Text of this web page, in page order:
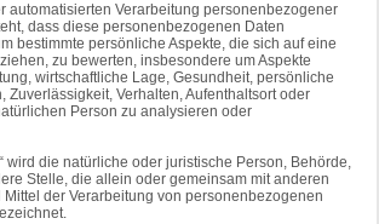
automatisierten Verarbeitung personenbezogener
dass diese personenbezogenen Daten
bestimmte persönliche Aspekte, die sich auf eine
zu bewerten, insbesondere um Aspekte
wirtschaftliche Lage, Gesundheit, persönliche
Zuverlässigkeit, Verhalten, Aufenthaltsort oder
Person zu analysieren oder
wird die natürliche oder juristische Person, Behörde,
Stelle, die allein oder gemeinsam mit anderen
der Verarbeitung von personenbezogenen